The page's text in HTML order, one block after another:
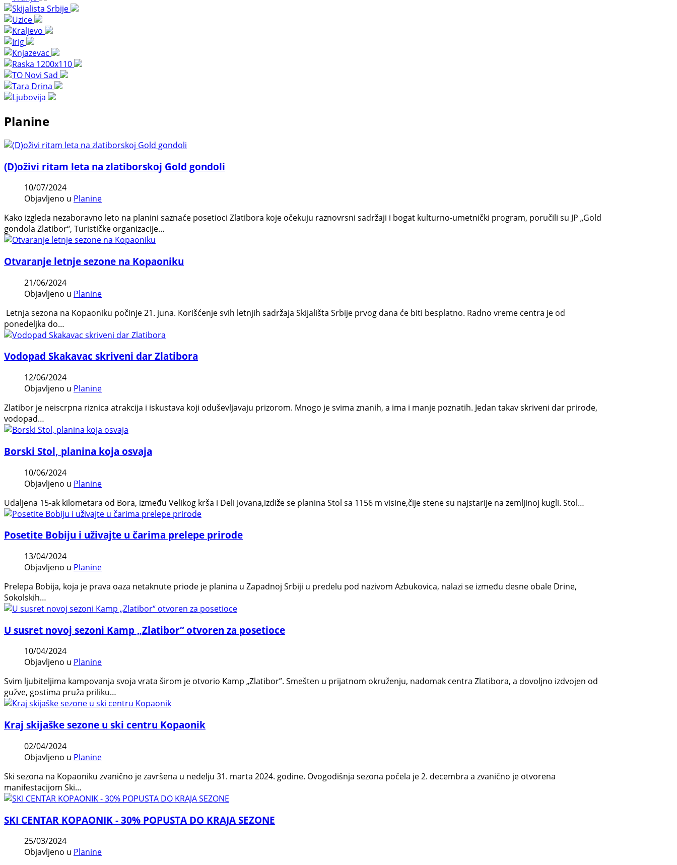
Planine
(D)oživi ritam leta na zlatiborskoj Gold gondoli
10/07/2024
Objavljeno u Planine
Kako izgleda nezaboravno leto na planini saznaće posetioci Zlatibora koje očekuju raznovrsni sadržaji i bogat kulturno-umetnički program, poručili su JP „Gold
gondola Zlatibor“, Turističke organizacije…
Otvaranje letnje sezone na Kopaoniku
21/06/2024
Objavljeno u Planine
Letnja sezona na Kopaoniku počinje 21. juna. Korišćenje svih letnjih sadržaja Skijališta Srbije prvog dana će biti besplatno. Radno vreme centra je od
ponedeljka do…
Vodopad Skakavac skriveni dar Zlatibora
12/06/2024
Objavljeno u Planine
Zlatibor je neiscrpna riznica atrakcija i iskustava koji oduševljavaju prizorom. Mnogo je svima znanih, a ima i manje poznatih. Jedan takav skriveni dar prirode,
vodopad…
Borski Stol, planina koja osvaja
10/06/2024
Objavljeno u Planine
Udaljena 15-ak kilometara od Bora, između Velikog krša i Deli Jovana,izdiže se planina Stol sa 1156 m visine,čije stene su najstarije na zemljinoj kugli. Stol…
Posetite Bobiju i uživajte u čarima prelepe prirode
13/04/2024
Objavljeno u Planine
Prelepa Bobija, koja je prava oaza netaknute priode je planina u Zapadnoj Srbiji u predelu pod nazivom Azbukovica, nalazi se između desne obale Drine,
Sokolskih…
U susret novoj sezoni Kamp „Zlatibor“ otvoren za posetioce
10/04/2024
Objavljeno u Planine
Svim ljubiteljima kampovanja svoja vrata širom je otvorio Kamp „Zlatibor”. Smešten u prijatnom okruženju, nadomak centra Zlatibora, a dovoljno izdvojen od
gužve, gostima pruža priliku…
Kraj skijaške sezone u ski centru Kopaonik
02/04/2024
Objavljeno u Planine
Ski sezona na Kopaoniku zvanično je završena u nedelju 31. marta 2024. godine. Ovogodišnja sezona počela je 2. decembra a zvanično je otvorena
manifestacijom Ski…
SKI CENTAR KOPAONIK - 30% POPUSTA DO KRAJA SEZONE
25/03/2024
Objavljeno u Planine